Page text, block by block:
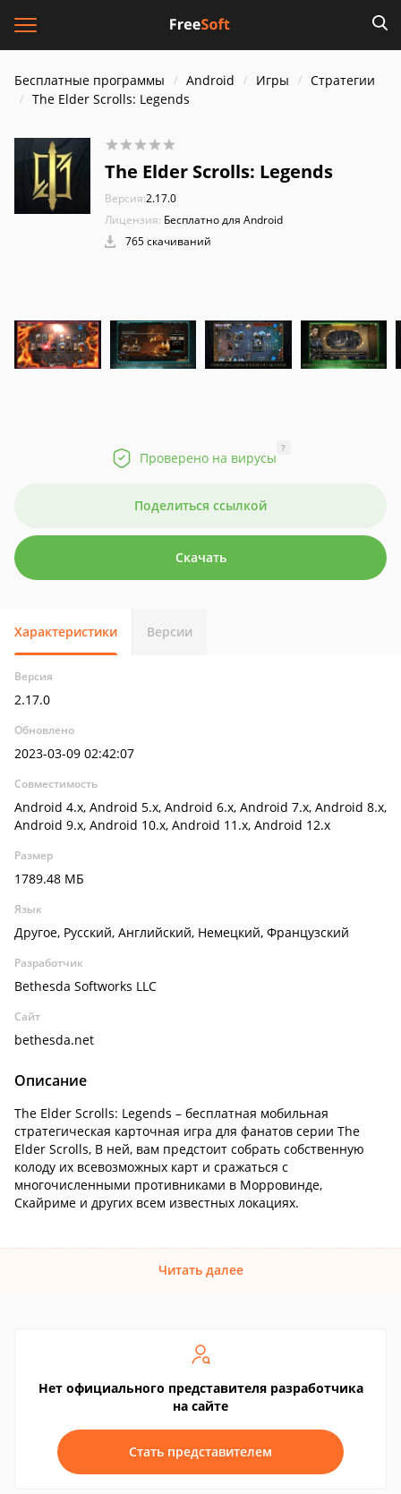
Бесплатные программы Android Игры
Стратегии
The Elder Scrolls: Legends
The Elder Scrolls: Legends
Версия:2.17.0
Лицензия: Бесплатно для Android
765 скачиваний
Проверено на вирусы
?
Поделиться ссылкой
Скачать
Характеристики Версии
Версия
2.17.0
Обновлено
2023-03-09 02:42:07
Совместимость
Android 4.x, Android 5.x, Android 6.x, Android 7.x, Android 8.x,
Android 9.x, Android 10.x, Android 11.x, Android 12.x
Размер
1789.48 МБ
Язык
Другое, Русский, Английский, Немецкий, Французский
Разработчик
Bethesda Softworks LLC
Сайт
bethesda.net
Описание
The Elder Scrolls: Legends – бесплатная мобильная
стратегическая карточная игра для фанатов серии The
Elder Scrolls, В ней, вам предстоит собрать собственную
колоду их всевозможных карт и сражаться с
многочисленными противниками в Морровинде,
Скайриме и других всем известных локациях.
Читать далее
Нет официального представителя разработчика
на сайте
Стать представителем